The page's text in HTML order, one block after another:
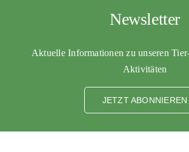
Newsletter
Aktuelle Informationen zu unseren
Aktivitäten
JETZT ABONNIEREN